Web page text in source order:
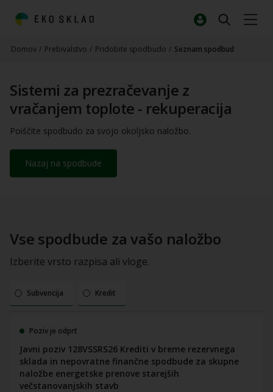
Domov / Prebivalstvo / Pridobite spodbudo / Seznam spodbud
Sistemi za prezračevanje z
vračanjem toplote - rekuperacija
Poiščite spodbudo za svojo okoljsko naložbo.
Nazaj na spodbude
Vse spodbude za vašo naložbo
Izberite vrsto razpisa ali vloge.
Subvencija Kredit
Poziv je odprt
Javni poziv 128VSSRS26 Krediti v breme rezervnega
sklada in nepovratne finančne spodbude za skupne
naložbe energetske prenove starejših
večstanovanjskih stavb